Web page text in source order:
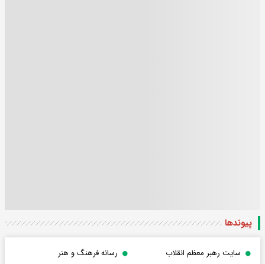
پیوندها
سایت رهبر معظم انقلاب
رسانه فرهنگ و هنر